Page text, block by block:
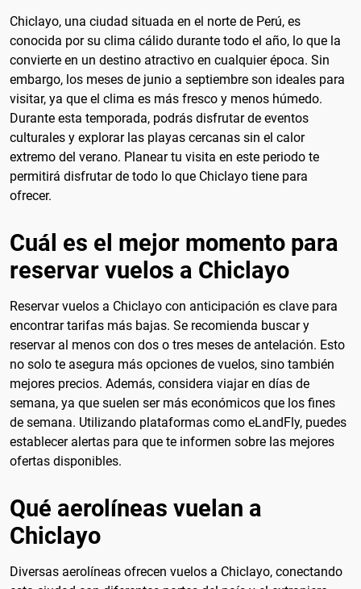
Chiclayo, una ciudad situada en el norte de Perú, es
conocida por su clima cálido durante todo el año, lo que la
convierte en un destino atractivo en cualquier época. Sin
embargo, los meses de junio a septiembre son ideales para
visitar, ya que el clima es más fresco y menos húmedo.
Durante esta temporada, podrás disfrutar de eventos
culturales y explorar las playas cercanas sin el calor
extremo del verano. Planear tu visita en este periodo te
permitirá disfrutar de todo lo que Chiclayo tiene para
ofrecer.
Cuál es el mejor momento para
reservar vuelos a Chiclayo
Reservar vuelos a Chiclayo con anticipación es clave para
encontrar tarifas más bajas. Se recomienda buscar y
reservar al menos con dos o tres meses de antelación. Esto
no solo te asegura más opciones de vuelos, sino también
mejores precios. Además, considera viajar en días de
semana, ya que suelen ser más económicos que los fines
de semana. Utilizando plataformas como eLandFly, puedes
establecer alertas para que te informen sobre las mejores
ofertas disponibles.
Qué aerolíneas vuelan a
Chiclayo
Diversas aerolíneas ofrecen vuelos a Chiclayo, conectando